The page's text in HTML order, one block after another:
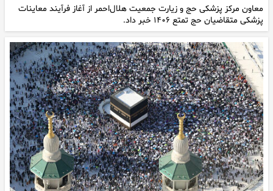
معاون مرکز پزشکی حج و زیارت جمعیت هلال‌احمر از آغاز فرآیند معاینات
پزشکی متقاضیان حج تمتع ۱۴۰۶ خبر داد.